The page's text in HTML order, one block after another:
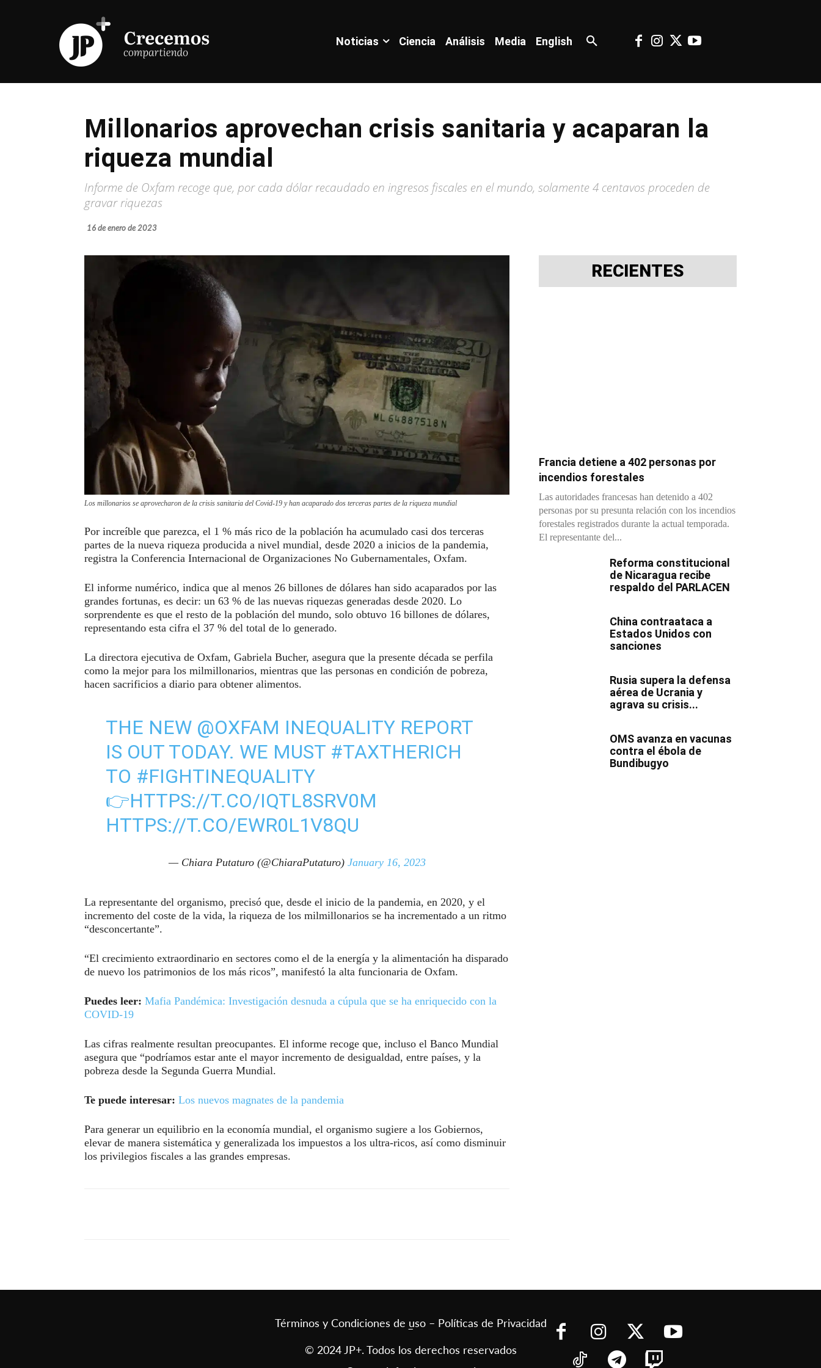
Noticias Ciencia Análisis Media English
Millonarios aprovechan crisis sanitaria y acaparan la
riqueza mundial
Informe de Oxfam recoge que, por cada dólar recaudado en ingresos fiscales en el mundo, solamente 4 centavos proceden de
gravar riquezas
16 de enero de 2023
Los millonarios se aprovecharon de la crisis sanitaria del Covid-19 y han acaparado dos terceras partes de la riqueza mundial
Por increíble que parezca, el 1 % más rico de la población ha acumulado casi dos terceras
partes de la nueva riqueza producida a nivel mundial, desde 2020 a inicios de la pandemia,
registra la Conferencia Internacional de Organizaciones No Gubernamentales, Oxfam.
El informe numérico, indica que al menos 26 billones de dólares han sido acaparados por las
grandes fortunas, es decir: un 63 % de las nuevas riquezas generadas desde 2020. Lo
sorprendente es que el resto de la población del mundo, solo obtuvo 16 billones de dólares,
representando esta cifra el 37 % del total de lo generado.
La directora ejecutiva de Oxfam, Gabriela Bucher, asegura que la presente década se perfila
como la mejor para los milmillonarios, mientras que las personas en condición de pobreza,
hacen sacrificios a diario para obtener alimentos.
THE NEW @OXFAM INEQUALITY REPORT
IS OUT TODAY. WE MUST #TAXTHERICH
TO #FIGHTINEQUALITY
👉HTTPS://T.CO/IQTL8SRV0M
HTTPS://T.CO/EWR0L1V8QU
— Chiara Putaturo (@ChiaraPutaturo) January 16, 2023
La representante del organismo, precisó que, desde el inicio de la pandemia, en 2020, y el
incremento del coste de la vida, la riqueza de los milmillonarios se ha incrementado a un ritmo
“desconcertante”.
“El crecimiento extraordinario en sectores como el de la energía y la alimentación ha disparado
de nuevo los patrimonios de los más ricos”, manifestó la alta funcionaria de Oxfam.
Puedes leer: Mafia Pandémica: Investigación desnuda a cúpula que se ha enriquecido con la
COVID-19
Las cifras realmente resultan preocupantes. El informe recoge que, incluso el Banco Mundial
asegura que “podríamos estar ante el mayor incremento de desigualdad, entre países, y la
pobreza desde la Segunda Guerra Mundial.
Te puede interesar: Los nuevos magnates de la pandemia
Para generar un equilibrio en la economía mundial, el organismo sugiere a los Gobiernos,
elevar de manera sistemática y generalizada los impuestos a los ultra-ricos, así como disminuir
los privilegios fiscales a las grandes empresas.
RECIENTES
Francia detiene a 402 personas por
incendios forestales
Las autoridades francesas han detenido a 402
personas por su presunta relación con los incendios
forestales registrados durante la actual temporada.
El representante del...
Reforma constitucional
de Nicaragua recibe
respaldo del PARLACEN
China contraataca a
Estados Unidos con
sanciones
Rusia supera la defensa
aérea de Ucrania y
agrava su crisis...
OMS avanza en vacunas
contra el ébola de
Bundibugyo
Términos y Condiciones de uso – Políticas de Privacidad
–
© 2024 JP+. Todos los derechos reservados